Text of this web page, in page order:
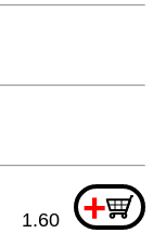
+
1.60